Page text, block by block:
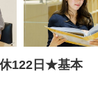
122日★基本